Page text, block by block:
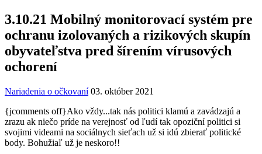
3.10.21 Mobilný monitorovací systém pre
ochranu izolovaných a rizikových skupín
obyvateľstva pred šírením vírusových
ochorení
Nariadenia o očkovaní 03. október 2021
{jcomments off}Ako vždy...tak nás politici klamú a zavádzajú a
zrazu ak niečo príde na verejnosť od ľudí tak opoziční politici si
svojimi videami na sociálnych sieťach už si idú zbierať politické
body. Bohužiaľ už je neskoro!!